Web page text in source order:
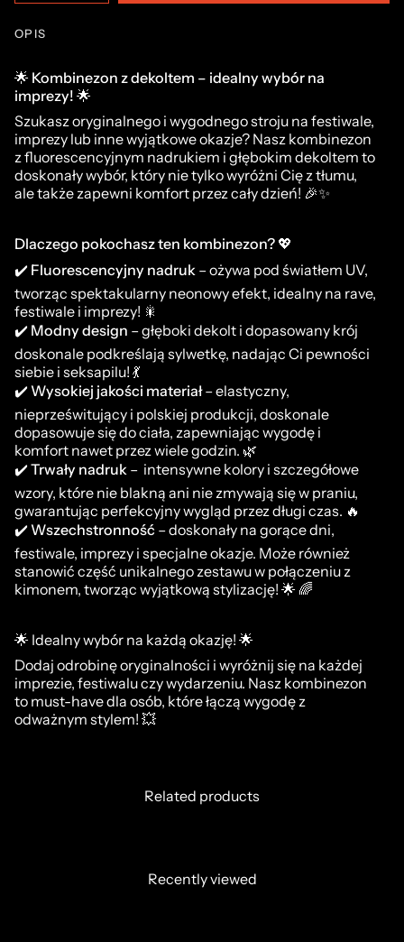
OPIS
🌟 Kombinezon z dekoltem – idealny wybór na
imprezy! 🌟
Szukasz oryginalnego i wygodnego stroju na festiwale,
imprezy lub inne wyjątkowe okazje? Nasz kombinezon
z fluorescencyjnym nadrukiem i głębokim dekoltem to
doskonały wybór, który nie tylko wyróżni Cię z tłumu,
ale także zapewni komfort przez cały dzień! 🎉✨
Dlaczego pokochasz ten kombinezon? 💖
✔️ Fluorescencyjny nadruk – ożywa pod światłem UV,
tworząc spektakularny neonowy efekt, idealny na rave,
festiwale i imprezy! 🎇
✔️ Modny design – głęboki dekolt i dopasowany krój
doskonale podkreślają sylwetkę, nadając Ci pewności
siebie i seksapilu! 💃
✔️Wysokiej jakości materiał – elastyczny,
nieprześwitujący i polskiej produkcji, doskonale
dopasowuje się do ciała, zapewniając wygodę i
komfort nawet przez wiele godzin. 🌿
✔️Trwały nadruk – intensywne kolory i szczegółowe
wzory, które nie blakną ani nie zmywają się w praniu,
gwarantując perfekcyjny wygląd przez długi czas. 🔥
✔️Wszechstronność – doskonały na gorące dni,
festiwale, imprezy i specjalne okazje. Może również
stanowić część unikalnego zestawu w połączeniu z
kimonem, tworząc wyjątkową stylizację! 🌟 🌈
🌟 Idealny wybór na każdą okazję! 🌟
Dodaj odrobinę oryginalności i wyróżnij się na każdej
imprezie, festiwalu czy wydarzeniu. Nasz kombinezon
to must-have dla osób, które łączą wygodę z
odważnym stylem! 💥
Related products
Recently viewed